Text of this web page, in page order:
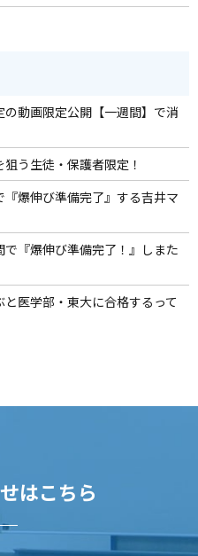
動画限定公開【一週間】で消
う生徒・保護者限定！
爆伸び準備完了』する吉井マ
『爆伸び準備完了！』しまた
医学部・東大に合格するって
はこちら